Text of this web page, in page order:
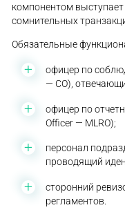
компонентом
сомнительных
Обязательные
офицер по
— CO),
офицер по
Officer — MLRO);
персонал
проводящий
сторонний
регламентов.